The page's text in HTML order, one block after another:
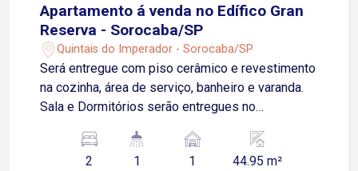
Apartamento á venda no Edífico Gran
Reserva - Sorocaba/SP
Quintais do Imperador - Sorocaba/SP
Será entregue com piso cerâmico e revestimento
na cozinha, área de serviço, banheiro e varanda.
Sala e Dormitórios serão entregues no
Garagem Descoberta e Fixa para um veículo de
pequeno ou médio porte Condomínio: torre única,
2 1 1 44.95 m²